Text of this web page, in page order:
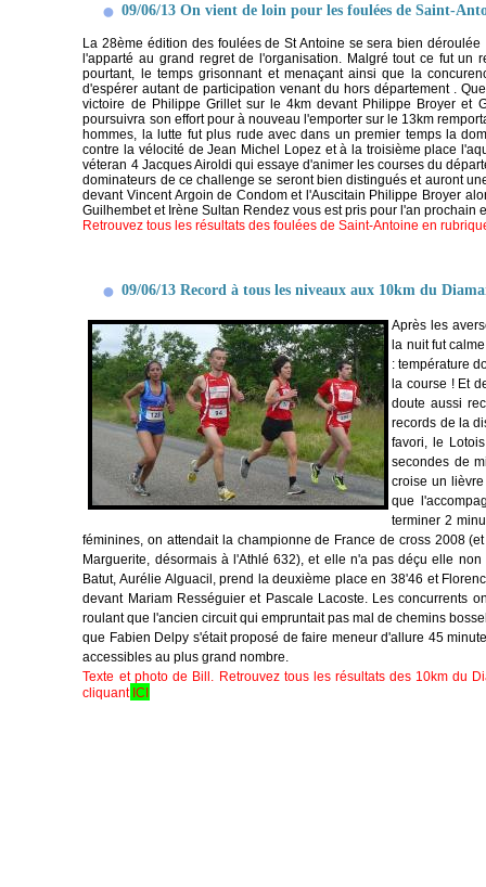
09/06/13 On vient de loin pour les foulées de Saint-
La 28ème édition des foulées de St Antoine se sera bien
l'apparté au grand regret de l'organisation. Malgré tout ce fut
pourtant, le temps grisonnant et menaçant ainsi que la
d'espérer autant de participation venant du hors département .
victoire de Philippe Grillet sur le 4km devant Philippe Broyer et
poursuivra son effort pour à nouveau l'emporter sur le 13km
hommes, la lutte fut plus rude avec dans un premier temps la
contre la vélocité de Jean Michel Lopez et à la troisième place
véteran 4 Jacques Airoldi qui essaye d'animer les courses du
dominateurs de ce challenge se seront bien distingués et auront
devant Vincent Argoin de Condom et l'Auscitain Philippe Broyer
Guilhembet et Irène Sultan Rendez vous est pris pour l'an prochain
Retrouvez tous les résultats des foulées de Saint-Antoine en
09/06/13 Record à tous les niveaux aux 10km du
Après les
la nuit fut
: température
la course ! Et
doute aussi
records de la
favori, le
secondes de
croise un
que
terminer 2
féminines, on attendait la championne de France de cross 2008
Marguerite, désormais à l'Athlé 632), et elle n'a pas déçu elle
Batut, Aurélie Alguacil, prend la deuxième place en 38'46 et
devant Mariam Rességuier et Pascale Lacoste. Les concurrents
roulant que l'ancien circuit qui empruntait pas mal de chemins
que Fabien Delpy s'était proposé de faire meneur d'allure 45
accessibles au plus grand nombre.
Texte et photo de Bill. Retrouvez tous les résultats des 10km du
cliquant ICI